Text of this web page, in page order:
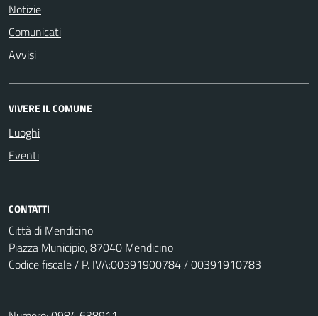
Notizie
Comunicati
Avvisi
VIVERE IL COMUNE
Luoghi
Eventi
CONTATTI
Città di Mendicino
Piazza Municipio, 87040 Mendicino
Codice fiscale / P. IVA:00391900784 / 00391910783